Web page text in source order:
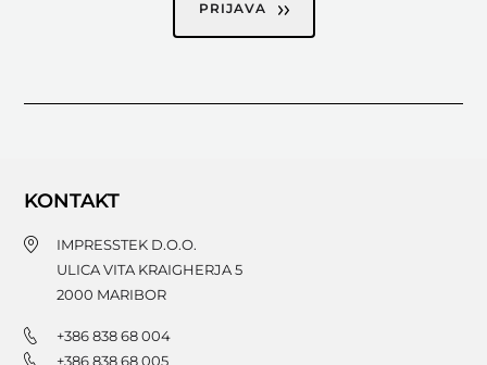
PRIJAVA
KONTAKT
IMPRESSTEK D.O.O.
ULICA VITA KRAIGHERJA 5
2000 MARIBOR
+386 838 68 004
+386 838 68 005